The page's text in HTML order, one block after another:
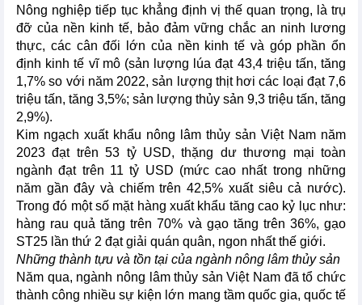
Nông nghiệp tiếp tục khẳng định vị thế quan trọng, là trụ
đỡ của nền kinh tế, bảo đảm vững chắc an ninh lương
thực, các cân đối lớn của nền kinh tế và góp phần ổn
định kinh tế vĩ mô (sản lượng lúa đạt 43,4 triệu tấn, tăng
1,7% so với năm 2022, sản lượng thịt hơi các loại đạt 7,6
triệu tấn, tăng 3,5%; sản lượng thủy sản 9,3 triệu tấn, tăng
2,9%).
Kim ngạch xuất khẩu nông lâm thủy sản Việt Nam năm
2023 đạt trên 53 tỷ USD, thặng dư thương mại toàn
ngành đạt trên 11 tỷ USD (mức cao nhất trong những
năm gần đây và chiếm trên 42,5% xuất siêu cả nước).
Trong đó một số mặt hàng xuất khẩu tăng cao kỷ lục như:
hàng rau quả tăng trên 70% và gạo tăng trên 36%, gạo
ST25 lần thứ 2 đạt giải quán quân, ngon nhất thế giới.
Những thành tựu và tồn tại của ngành nông lâm thủy sản
Năm qua, ngành nông lâm thủy sản Việt Nam đã tổ chức
thành công nhiều sự kiện lớn mang tầm quốc gia, quốc tế